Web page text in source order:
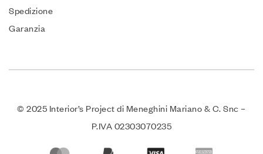
Spedizione
Garanzia
© 2025 Interior’s Project di Meneghini Mariano & C. Snc –
P.IVA 02303070235